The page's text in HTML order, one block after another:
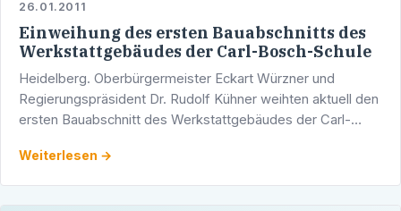
26.01.2011
Einweihung des ersten Bauabschnitts des
Werkstattgebäudes der Carl-Bosch-Schule
Heidelberg. Oberbürgermeister Eckart Würzner und
Regierungspräsident Dr. Rudolf Kühner weihten aktuell den
ersten Bauabschnitt des Werkstattgebäudes der Carl-
Millionen …
Weiterlesen →